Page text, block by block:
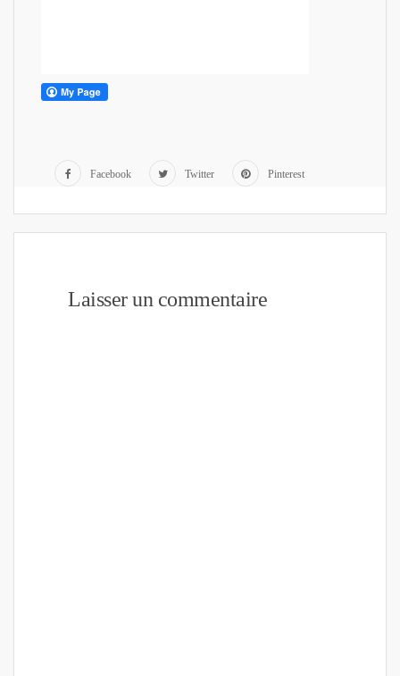
Facebook Twitter Pinterest
Laisser un commentaire